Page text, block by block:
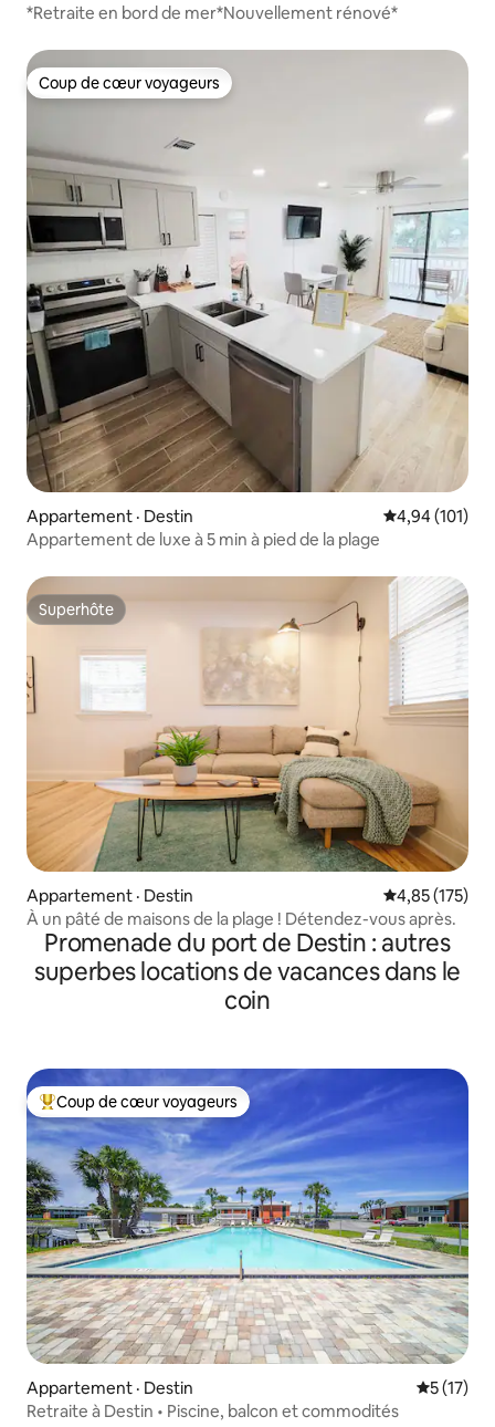
*Retraite en bord de mer*Nouvellement rénové*
Coup de cœur voyageurs
Coup de cœur voyageurs
Appartement · Destin Note
4,94 (101)
Appartement de luxe à 5 min à pied de la plage
Superhôte
Superhôte
Appartement · Destin Note
4,85 (175)
À un pâté de maisons de la plage ! Détendez-vous après.
Promenade du port de Destin : autres
superbes locations de vacances dans le
coin
Coup de cœur voyageurs parmi les plus aimés
Coup de cœur voyageurs
Appartement · Destin Note
5 (17)
Retraite à Destin • Piscine, balcon et commodités